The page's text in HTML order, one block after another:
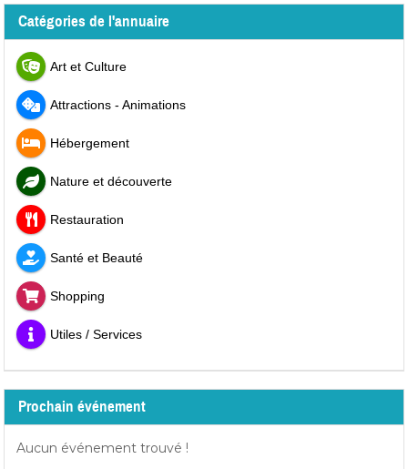
Catégories de l'annuaire
Art et Culture
Attractions - Animations
Hébergement
Nature et découverte
Restauration
Santé et Beauté
Shopping
Utiles / Services
Prochain événement
Aucun événement trouvé !